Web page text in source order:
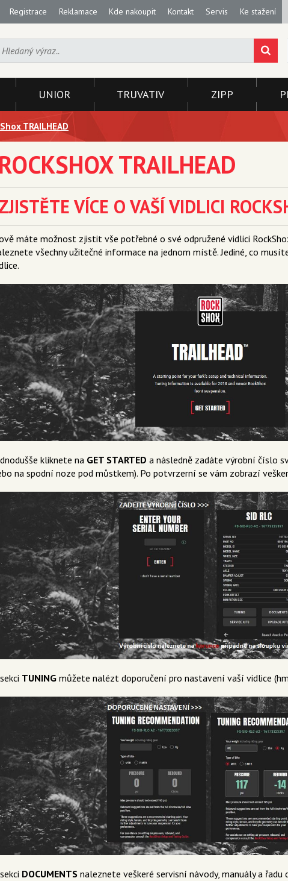
Registrace Reklamace Kde nakoupit Kontakt Servis Ke stažení
UNIOR TRUVATIV ZIPP
TRAILHEAD
TRAILHEAD
VÍCE O VAŠÍ VIDLICI
máte možnost zjistit vše potřebné o své odpružené vidlici
všechny užitečné informace na jednom místě. Jediné, co
kliknete na GET STARTED a následně zadáte výrobní číslo
na spodní noze pod můstkem). Po potvrzerní se vám zobrazí
TUNING můžete nalézt doporučení pro nastavení vaší vidlice
DOCUMENTSnaleznete veškeré servisní návody, manuály a